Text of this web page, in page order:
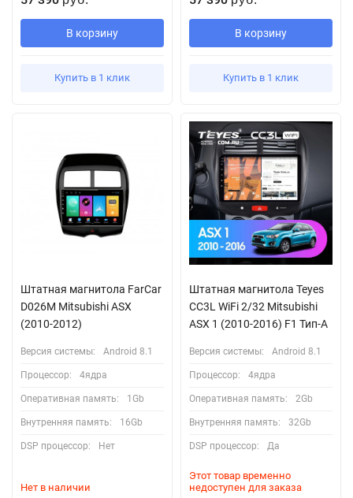
В корзину
Купить в 1 клик
В корзину
Купить в 1 клик
Штатная магнитола FarCar
D026M Mitsubishi ASX
(2010-2012)
Версия системы: Android 8.1
Процессор: 4ядра
Оперативная память: 1Gb
Внутренняя память: 16Gb
DSP процессор: Нет
Нет в наличии
Штатная магнитола Teyes
CC3L WiFi 2/32 Mitsubishi
ASX 1 (2010-2016) F1 Тип-A
Версия системы: Android 8.1
Процессор: 4ядра
Оперативная память: 2Gb
Внутренняя память: 32Gb
DSP процессор: Да
Этот товар временно
недоступен для заказа